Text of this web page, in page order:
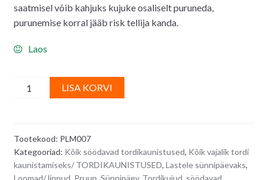
saatmisel võib kahjuks kujuke osaliselt puruneda,
purunemise korral jääb risk tellija kanda.
Laos
Suhkrudekoor
9,5
x
9
LISA KORVI
a
Tootekood: PLM007
Kategooriad: Kõik söödavad tordikaunistused, Kõik vajalik tordi
kaunistamiseks/ TORDIKAUNISTUSED, Lastele sünnipäevaks,